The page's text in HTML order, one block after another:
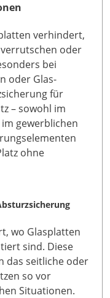
verhindert,
oder
bei
oder Glas-
für
– sowohl im
gewerblichen
ohne
wo Glasplatten
sind. Diese
das seitliche oder
so vor
Situationen.